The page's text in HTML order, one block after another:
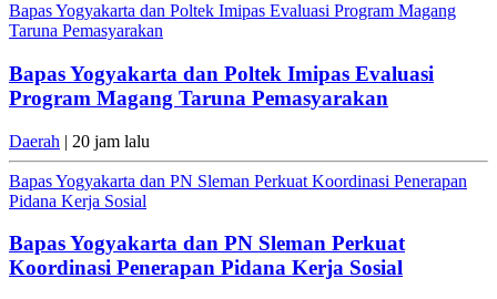
Bapas Yogyakarta dan Poltek Imipas Evaluasi Program Magang
Taruna Pemasyarakan
Bapas Yogyakarta dan Poltek Imipas Evaluasi
Program Magang Taruna Pemasyarakan
Daerah | 20 jam lalu
Bapas Yogyakarta dan PN Sleman Perkuat Koordinasi Penerapan
Pidana Kerja Sosial
Bapas Yogyakarta dan PN Sleman Perkuat
Koordinasi Penerapan Pidana Kerja Sosial